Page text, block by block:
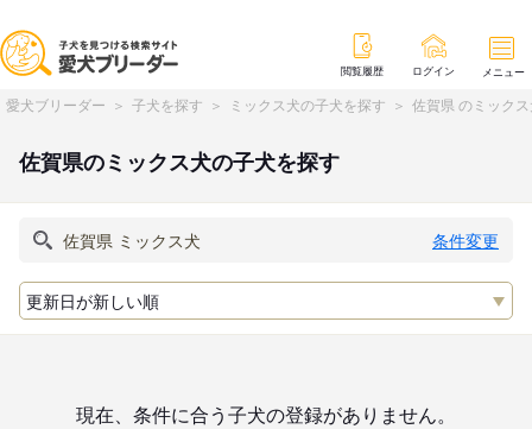
閲覧履歴 ログイン メニュー
愛犬ブリーダー 子犬を探す ミックス犬の子犬を探す 佐賀県 のミック
佐賀県のミックス犬の子犬を探す
条件変更
現在、条件に合う子犬の登録がありません。